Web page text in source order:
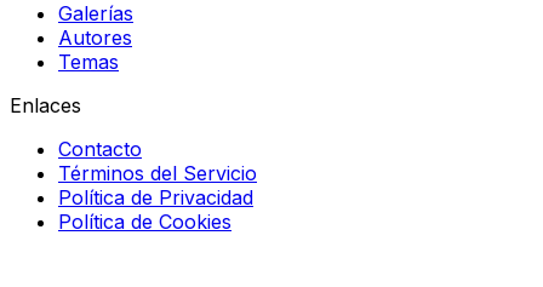
Galerías
Autores
Temas
Enlaces
Contacto
Términos del Servicio
Política de Privacidad
Política de Cookies